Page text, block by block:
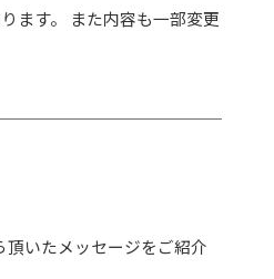
ます。 また内容も一部変更
いたメッセージをご紹介